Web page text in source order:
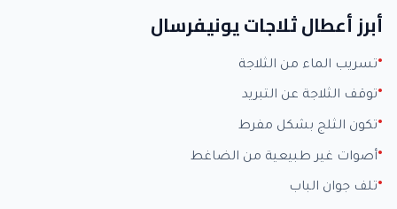
أبرز أعطال ثلاجات يونيفرسال
تسريب الماء من الثلاجة
توقف الثلاجة عن التبريد
تكون الثلج بشكل مفرط
أصوات غير طبيعية من الضاغط
تلف جوان الباب